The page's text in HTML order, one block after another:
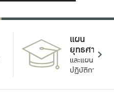
แผน
ยุทธศาสตร์
และแผน
ปฏิบัติการ